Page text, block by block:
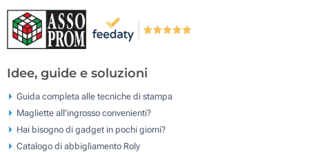
Idee, guide e soluzioni
Guida completa alle tecniche di stampa
Magliette all'ingrosso convenienti?
Hai bisogno di gadget in pochi giorni?
Catalogo di abbigliamento Roly